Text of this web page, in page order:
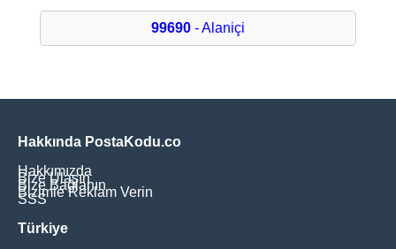
99690- Alaniçi
Hakkında PostaKodu.co
Hakkımızda
Bize Ulaşın
Bize Bağlanın
Bizimle Reklam Verin
SSS
Türkiye